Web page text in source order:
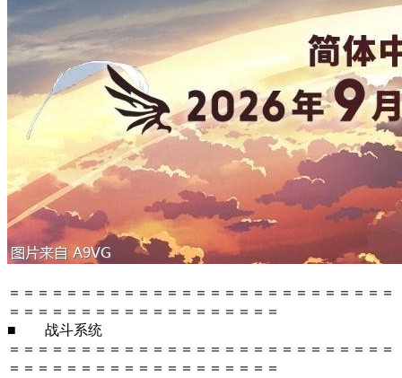
＝＝＝＝＝＝＝＝＝＝＝＝＝＝＝＝＝＝＝＝＝＝＝＝＝＝＝
＝＝＝＝＝＝＝＝＝＝＝＝＝＝＝＝＝＝＝
■ 战斗系统
＝＝＝＝＝＝＝＝＝＝＝＝＝＝＝＝＝＝＝＝＝＝＝＝＝＝＝
＝＝＝＝＝＝＝＝＝＝＝＝＝＝＝＝＝＝＝